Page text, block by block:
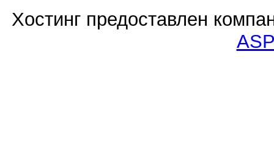
Хостинг предоставлен